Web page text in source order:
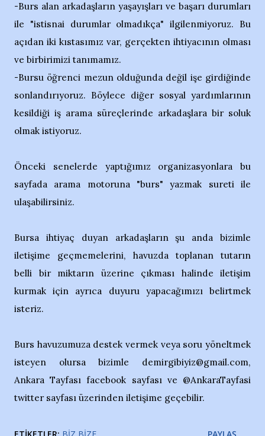
-Burs alan arkadaşların yaşayışları ve başarı durumları
ile "istisnai durumlar olmadıkça" ilgilenmiyoruz. Bu
açıdan iki kıstasımız var, gerçekten ihtiyacının olması
ve birbirimizi tanımamız.
-Bursu öğrenci mezun olduğunda değil işe girdiğinde
sonlandırıyoruz. Böylece diğer sosyal yardımlarının
kesildiği iş arama süreçlerinde arkadaşlara bir soluk
olmak istiyoruz.
Önceki senelerde yaptığımız organizasyonlara bu
sayfada arama motoruna "burs" yazmak sureti ile
ulaşabilirsiniz.
Bursa ihtiyaç duyan arkadaşların şu anda bizimle
iletişime geçmemelerini, havuzda toplanan tutarın
belli bir miktarın üzerine çıkması halinde iletişim
kurmak için ayrıca duyuru yapacağımızı belirtmek
isteriz.
Burs havuzumuza destek vermek veya soru yöneltmek
isteyen olursa bizimle demirgibiyiz@gmail.com,
Ankara Tayfası facebook sayfası ve @AnkaraTayfasi
twitter sayfası üzerinden iletişime geçebilir.